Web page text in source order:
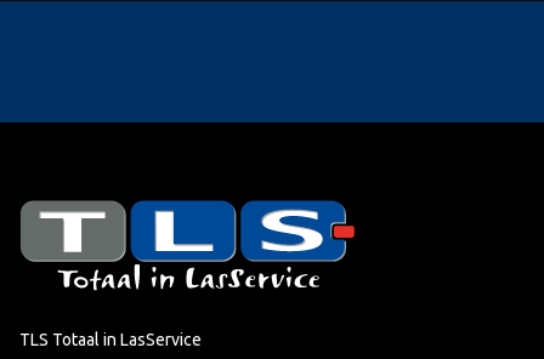
TLS Totaal in LasService